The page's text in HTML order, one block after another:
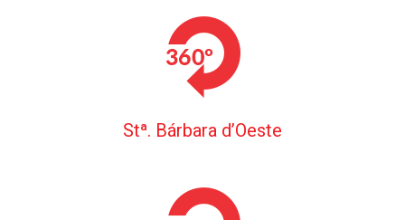
Stª. Bárbara d’Oeste